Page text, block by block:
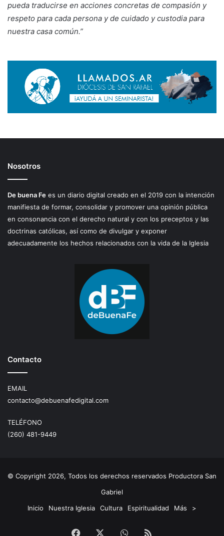
pueda traducirse en acciones concretas de compasión y
respeto para cada persona y de cuidado y custodia para
nuestra casa común.”
Nosotros
De buena Fe es un diario digital creado en el 2019 con la intención
manifiesta de formar, consolidar y promover una opinión pública
en consonancia con el derecho natural y con los preceptos y las
doctrinas católicas, así como de divulgar y exponer
adecuadamente los hechos relacionados con la vida de la Iglesia
Contacto
EMAIL
contacto@debuenafedigital.com
TELÉFONO
(260) 481-9449
© Copyright 2026, Todos los derechos reservados Productora San
Gabriel
Inicio
Nuestra Iglesia Cultura Espiritualidad Más >
Facebook WhatsApp